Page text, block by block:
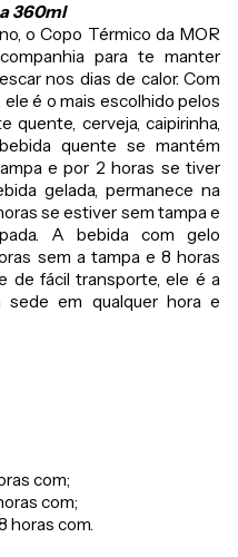
360ml
o Copo Térmico da MOR
para te manter
nos dias de calor. Com
é o mais escolhido pelos
quente, cerveja, caipirinha,
quente se mantém
e por 2 horas se tiver
gelada, permanece na
se estiver sem tampa e
A bebida com gelo
sem a tampa e 8 horas
de fácil transporte, ele é a
em qualquer hora e
com;
com;
horas com.